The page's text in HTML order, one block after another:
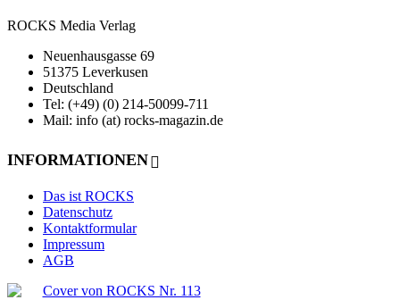
ROCKS Media Verlag
Neuenhausgasse 69
51375 Leverkusen
Deutschland
Tel: (+49) (0) 214-50099-711
Mail: info (at) rocks-magazin.de
INFORMATIONEN
Das ist ROCKS
Datenschutz
Kontaktformular
Impressum
AGB